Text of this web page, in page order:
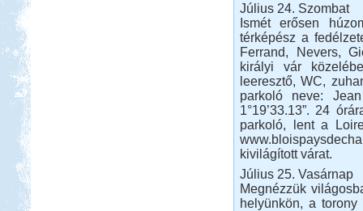
Július 24. Szombat
Ismét erősen
térképész a
Ferrand, Nevers,
királyi vár
leeresztő, WC,
parkoló neve:
1°19’33.13”. 24
parkoló, lent a Loire
kivilágított várat.
Július 25. Vasárnap
Megnézzük
helyünkön, a